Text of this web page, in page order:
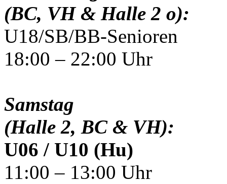
(BC, VH & Halle 2 o):
U18/SB/BB-Senioren
18:00 – 22:00 Uhr
Samstag
(Halle 2, BC & VH):
U06 / U10 (Hu)
11:00 – 13:00 Uhr